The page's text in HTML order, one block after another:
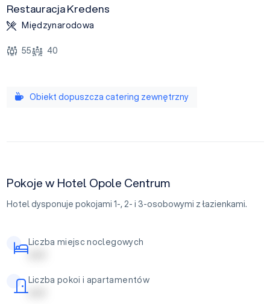
Restauracja Kredens
Międzynarodowa
55 40
Obiekt dopuszcza catering zewnętrzny
Pokoje w Hotel Opole Centrum
Hotel dysponuje pokojami 1-, 2- i 3-osobowymi z łazienkami.
Liczba miejsc noclegowych
| | | | |
Liczba pokoi i apartamentów
| | | | |